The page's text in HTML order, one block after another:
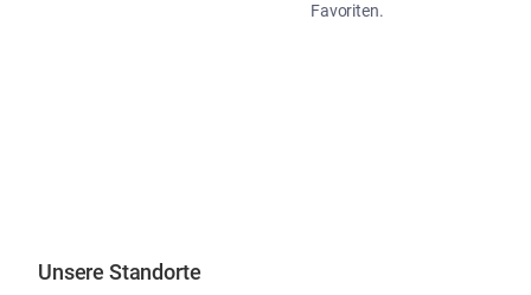
Favoriten.
Unsere Standorte